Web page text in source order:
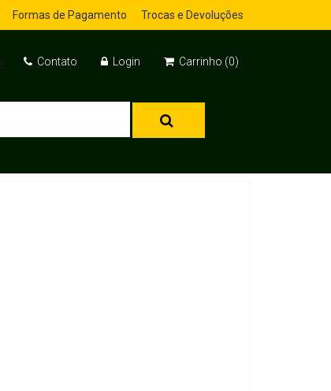
Formas de Pagamento Trocas e Devoluções
Contato Login Carrinho (0)